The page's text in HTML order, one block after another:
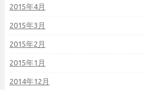
2015年4月
2015年3月
2015年2月
2015年1月
2014年12月